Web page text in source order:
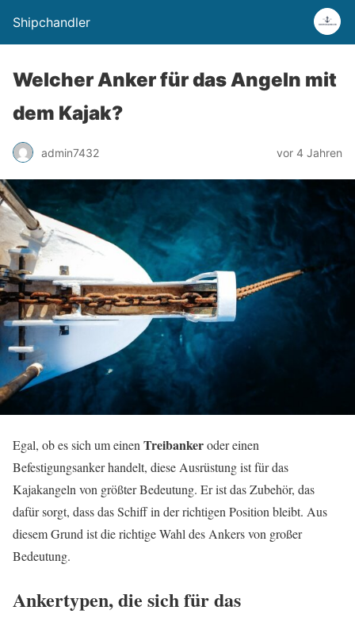
Shipchandler
Welcher Anker für das Angeln mit
dem Kajak?
admin7432 vor 4 Jahren
Egal, ob es sich um einenTreibankeroder einen
Befestigungsanker handelt, diese Ausrüstung ist für das
Kajakangeln von größter Bedeutung. Er ist das Zubehör, das
dafür sorgt, dass das Schiff in der richtigen Position bleibt. Aus
diesem Grund ist die richtige Wahl des Ankers von großer
Bedeutung.
Ankertypen, die sich für das